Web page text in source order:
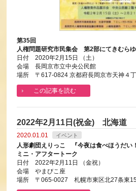
第35回
人権問題研究市民集会 第2部にてきむら
日付 2020年2月15日 （土）
会場 長岡京市立中央公民館
場所 〒617-0824 京都府長岡京市天神４
この記事を読む
2022年2月11日(祝金) 北海道
2020.01.01 イベント
人形劇団えりっこ 『今夜は食べほうだい
ミニ・アフタートーク
日付 2022年2月11日 （金祝）
会場 やまびこ座
場所 〒065-0027 札幌市東区北27条東